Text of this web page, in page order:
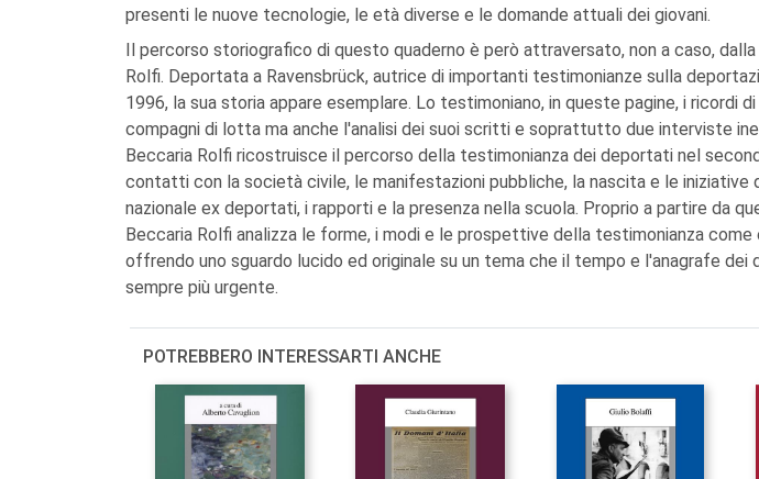
presenti le nuove tecnologie, le età diverse e le domande attuali dei giovani.
Il percorso storiografico di questo quaderno è però attraversato, non a caso, dalla
Rolfi. Deportata a Ravensbrück, autrice di importanti testimonianze sulla
1996, la sua storia appare esemplare. Lo testimoniano, in queste pagine, i ricordi
compagni di lotta ma anche l'analisi dei suoi scritti e soprattutto due interviste
Beccaria Rolfi ricostruisce il percorso della testimonianza dei deportati nel
contatti con la società civile, le manifestazioni pubbliche, la nascita e le iniziative
nazionale ex deportati, i rapporti e la presenza nella scuola. Proprio a partire da
Beccaria Rolfi analizza le forme, i modi e le prospettive della testimonianza
offrendo uno sguardo lucido ed originale su un tema che il tempo e l'anagrafe dei
sempre più urgente.
POTREBBERO INTERESSARTI ANCHE